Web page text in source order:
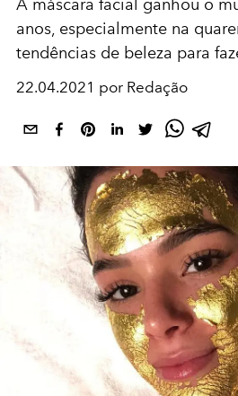
A máscara facial ganhou o
anos, especialmente na
tendências de beleza para
22.04.2021 por Redação